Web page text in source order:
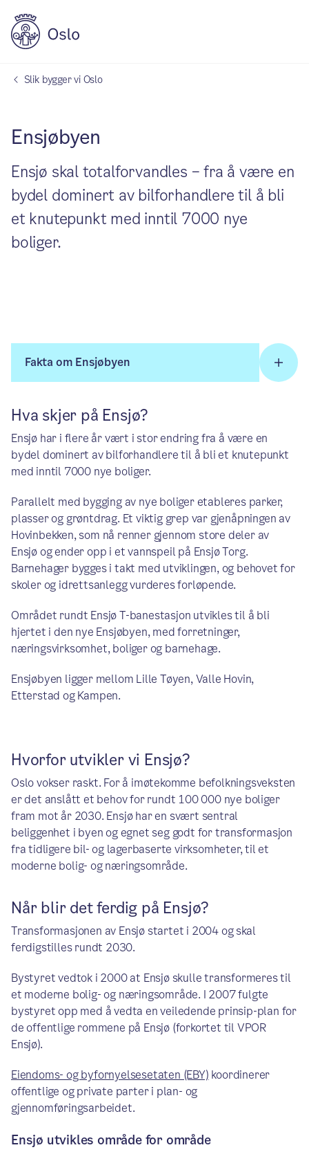
Slik bygger vi Oslo
Ensjøbyen
Ensjø skal totalforvandles – fra å være en
bydel dominert av bilforhandlere til å bli
et knutepunkt med inntil 7000 nye
boliger.
Fakta om Ensjøbyen
Hva skjer på Ensjø?
Ensjø har i flere år vært i stor endring fra å være en
bydel dominert av bilforhandlere til å bli et knutepunkt
med inntil 7000 nye boliger.
Parallelt med bygging av nye boliger etableres parker,
plasser og grøntdrag. Et viktig grep var gjenåpningen av
Hovinbekken, som nå renner gjennom store deler av
Ensjø og ender opp i et vannspeil på Ensjø Torg.
Barnehager bygges i takt med utviklingen, og behovet for
skoler og idrettsanlegg vurderes forløpende.
Området rundt Ensjø T-banestasjon utvikles til å bli
hjertet i den nye Ensjøbyen, med forretninger,
næringsvirksomhet, boliger og barnehage.
Ensjøbyen ligger mellom Lille Tøyen, Valle Hovin,
Etterstad og Kampen.
Hvorfor utvikler vi Ensjø?
Oslo vokser raskt. For å imøtekomme befolkningsveksten
er det anslått et behov for rundt 100 000 nye boliger
fram mot år 2030. Ensjø har en svært sentral
beliggenhet i byen og egnet seg godt for transformasjon
fra tidligere bil- og lagerbaserte virksomheter, til et
moderne bolig- og næringsområde.
Når blir det ferdig på Ensjø?
Transformasjonen av Ensjø startet i 2004 og skal
ferdigstilles rundt 2030.
Bystyret vedtok i 2000 at Ensjø skulle transformeres til
et moderne bolig- og næringsområde. I 2007 fulgte
bystyret opp med å vedta en veiledende prinsip-plan for
de offentlige rommene på Ensjø (forkortet til VPOR
Ensjø).
Eiendoms- og byfornyelsesetaten (EBY) koordinerer
offentlige og private parter i plan- og
gjennomføringsarbeidet.
Ensjø utvikles område for område